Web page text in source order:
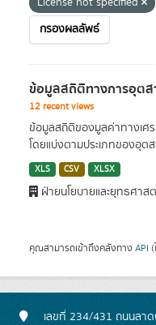
กรองผลลัพธ์
ข้อมูลสถิติทางการอุต
12 recent views
ข้อมูลสถิติของมูลค่าทางเศ
โดยแบ่งตามประเภทของอุต
XLS CSV XLSX
ฝ่ายนโยบายและยุทธศาส
คุณสามารถเข้าถึงคลังทาง API
เลขที่ 234/431 ถนนลา